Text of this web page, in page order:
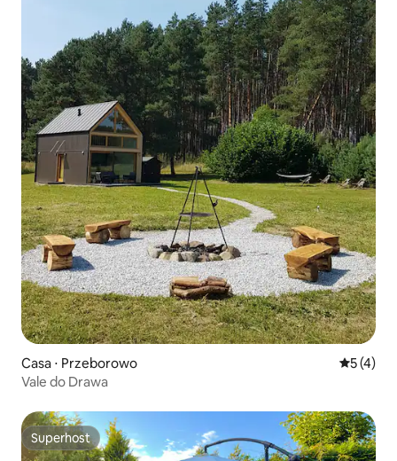
Casa ⋅ Przeborowo 5 de
5 (4)
Vale do Drawa
Superhost
Superhost